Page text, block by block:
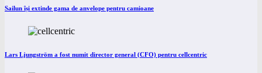
Sailun își extinde gama de anvelope pentru camioane
Lars Ljungström a fost numit director general (CFO) pentru cellcentric